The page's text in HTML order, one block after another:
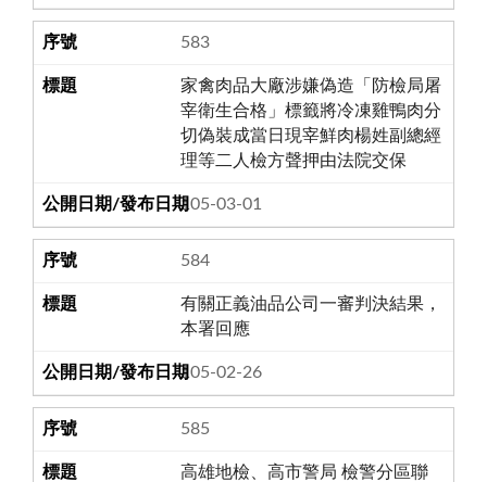
583
家禽肉品大廠涉嫌偽造「防檢局屠
宰衛生合格」標籤將冷凍雞鴨肉分
切偽裝成當日現宰鮮肉楊姓副總經
理等二人檢方聲押由法院交保
105-03-01
584
有關正義油品公司一審判決結果，
本署回應
105-02-26
585
高雄地檢、高市警局 檢警分區聯